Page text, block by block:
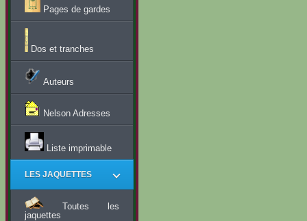
Pages de gardes
Dos et tranches
Auteurs
Nelson Adresses
Liste imprimable
LES JAQUETTES
Toutes les
jaquettes